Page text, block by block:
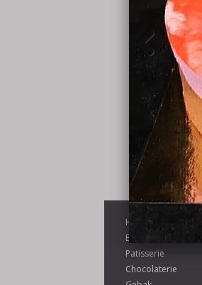
Home
Boulangerie
Patisserie
Chocolaterie